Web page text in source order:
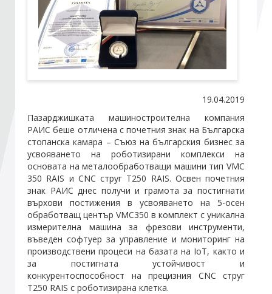
Арбитражен съд
Проекти
Членове
Абонирайте се!
19.04.2019
Пазарджишката машиностроителна компания
РАИС беше отличена с почетния знак на Българска
стопанска камара – Съюз на българския бизнес за
усвояването на роботизирани комплекси на
основата на металообработващи машини тип VMC
350 RAIS и CNC струг Т250 RAIS. Освен почетния
знак РАИС днес получи и грамота за постигнати
върхови постижения в усвояването на 5-осен
обработващ център VMC350 в комплект с уникална
измерителна машина за фрезови инструменти,
въведен софтуер за управление и мониторинг на
производствени процеси на базата на IoT, както и
за постигната устойчивост и
конкурентоспособност на прецизния CNC струг
Т250 RAIS с роботизирана клетка.